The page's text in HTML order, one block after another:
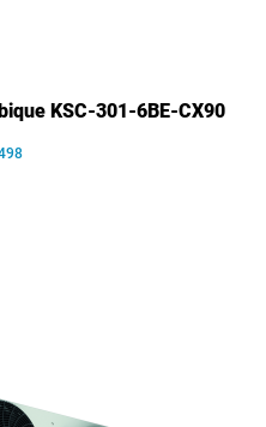
KSC-301-6BE-CX90